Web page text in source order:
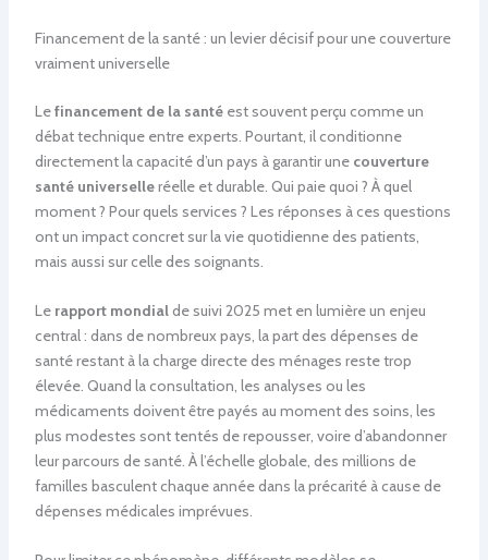
Financement de la santé : un levier décisif pour une couverture
vraiment universelle
Lefinancement de la santéest souvent perçu comme un
débat technique entre experts. Pourtant, il conditionne
directement la capacité d’un pays à garantir une couverture
santé universelleréelle et durable. Qui paie quoi ? À quel
moment ? Pour quels services ? Les réponses à ces questions
ont un impact concret sur la vie quotidienne des patients,
mais aussi sur celle des soignants.
Le rapport mondialde suivi 2025 met en lumière un enjeu
central : dans de nombreux pays, la part des dépenses de
santé restant à la charge directe des ménages reste trop
élevée. Quand la consultation, les analyses ou les
médicaments doivent être payés au moment des soins, les
plus modestes sont tentés de repousser, voire d’abandonner
leur parcours de santé. À l’échelle globale, des millions de
familles basculent chaque année dans la précarité à cause de
dépenses médicales imprévues.